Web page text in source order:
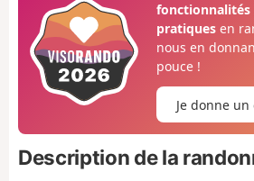
pratiquesen
nous en
pouce !
Je donne
Description de la